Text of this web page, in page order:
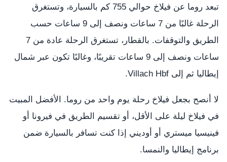
تبعد روما عن فيلاخ حوالي 755 كم بالسيارة، وتستغرق
الرحلة غالبًا من 7 ساعات ونصف إلى 9 ساعات حسب
الطريق والتوقفات. بالقطار، تستغرق الرحلة عادة من 7
ساعات ونصف إلى 9 ساعات تقريبًا، وغالبًا تكون عبر شمال
إيطاليا ثم إلى Villach Hbf.
لا أنصح بجعل فيلاخ رحلة يوم واحد من روما. الأفضل المبيت
في فيلاخ ليلة على الأقل، أو تقسيم الطريق في فيرونا أو
فينيسيا ميستري أو أوديني إذا كنت تسافر بالسيارة ضمن
برنامج إيطاليا والنمسا.